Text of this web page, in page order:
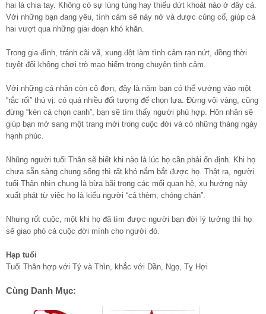
hai là chia tay. Không có sự lúng túng hay thiếu dứt khoát nào ở đây cả.
Với những bạn đang yêu, tình cảm sẽ nảy nở và được củng cố, giúp cả
hai vượt qua những giai đoạn khó khăn.
Trong gia đình, tránh cãi vã, xung đột làm tình cảm rạn nứt, đồng thời
tuyệt đối không chơi trò mạo hiểm trong chuyện tình cảm.
Với những cá nhân còn cô đơn, đây là năm bạn có thể vướng vào một
“rắc rối” thú vị: có quá nhiều đối tượng để chọn lựa. Đừng vội vàng, cũng
đừng “kén cá chọn canh”, bạn sẽ tìm thấy người phù hợp. Hôn nhân sẽ
giúp bạn mở sang một trang mới trong cuộc đời và có những tháng ngày
hạnh phúc.
Nhũng người tuổi Thân sẽ biết khi nào là lúc họ cần phải ổn định. Khi họ
chưa sẵn sàng chung sống thì rất khó nắm bắt được họ. Thật ra, người
tuổi Thân nhìn chung là bừa bãi trong các mối quan hệ, xu hướng này
xuất phát từ việc họ là kiểu người “cả thèm, chóng chán”.
Nhưng rốt cuộc, một khi họ đã tìm được người bạn đời lý tưởng thì họ
sẽ giao phó cả cuộc đời mình cho người đó.
Hạp tuổi
Tuổi Thân hợp với Tý và Thìn, khắc với Dần, Ngọ, Tỵ Hợi
Cùng Danh Mục: